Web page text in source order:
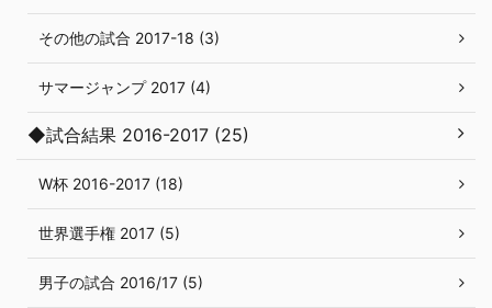
その他の試合 2017-18 (3)
サマージャンプ 2017 (4)
◆試合結果 2016-2017 (25)
W杯 2016-2017 (18)
世界選手権 2017 (5)
男子の試合 2016/17 (5)